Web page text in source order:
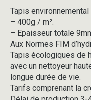
-
V3-
2
Tapis
– 400g / m².
– Epaisseur totale
Aux Normes FIM
Tapis écologiques de
avec un nettoyeur
longue durée de vie.
Tarifs comprenant la